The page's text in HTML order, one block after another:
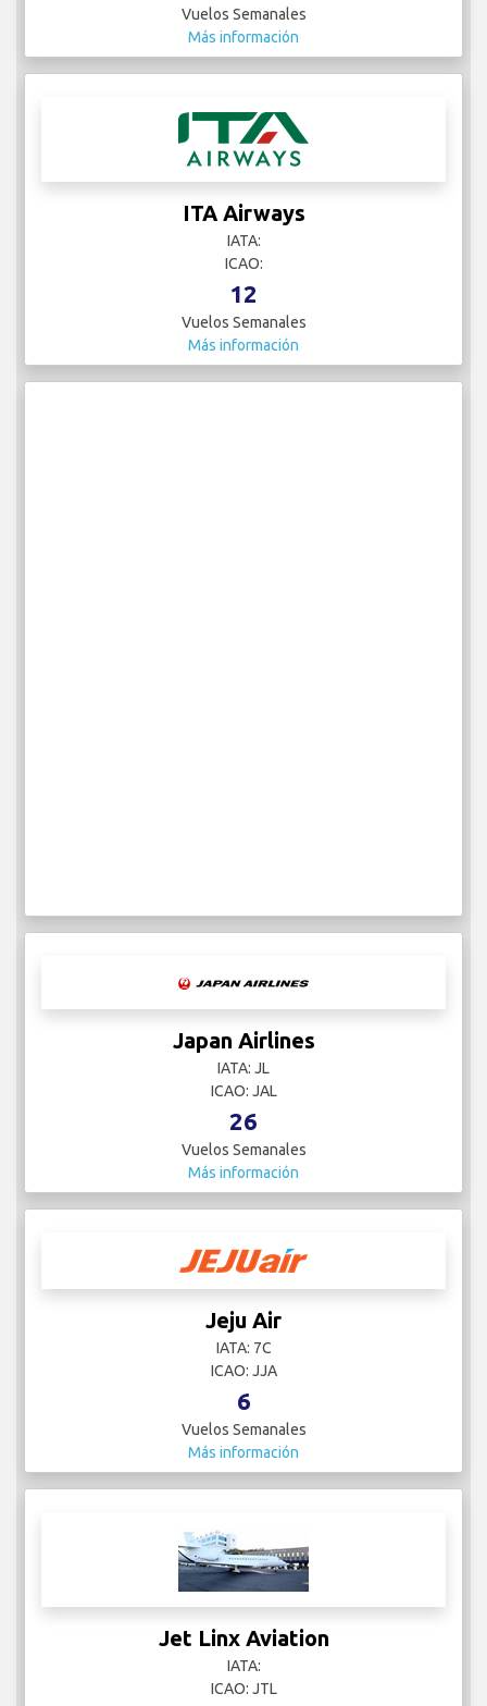
Vuelos Semanales
Más información
ITA Airways
IATA:
ICAO:
12
Vuelos Semanales
Más información
Japan Airlines
IATA: JL
ICAO: JAL
26
Vuelos Semanales
Más información
Jeju Air
IATA: 7C
ICAO: JJA
6
Vuelos Semanales
Más información
Jet Linx Aviation
IATA:
ICAO: JTL